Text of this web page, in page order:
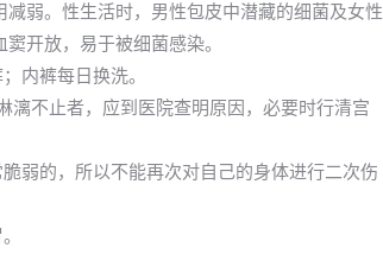
弱。性生活时，男性包皮中潜藏的细菌及女性
开放，易于被细菌感染。
内裤每日换洗。
漓不止者，应到医院查明原因，必要时行清宫
弱的，所以不能再次对自己的身体进行二次伤